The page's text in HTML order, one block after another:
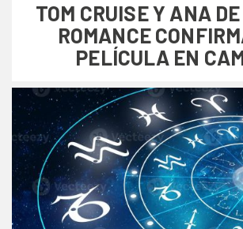
TOM CRUISE Y ANA
ROMANCE
PELÍCULA EN